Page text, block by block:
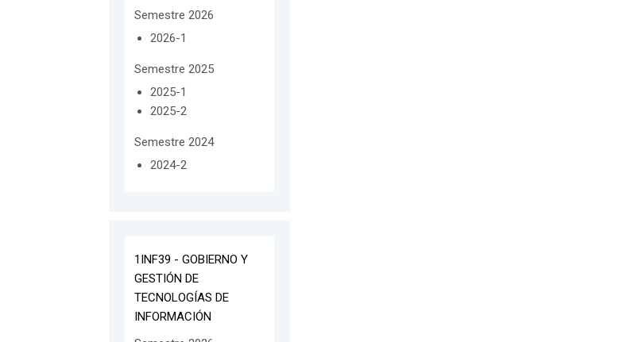
Semestre 2026
2026-1
Semestre 2025
2025-1
2025-2
Semestre 2024
2024-2
1INF39 - GOBIERNO Y
GESTIÓN DE
TECNOLOGÍAS DE
INFORMACIÓN